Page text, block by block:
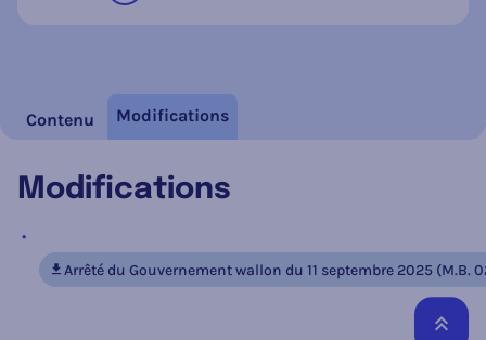
Contenu Modifications
Modifications
Arrêté du Gouvernement wallon du 11 septembre 2025 (M.B.